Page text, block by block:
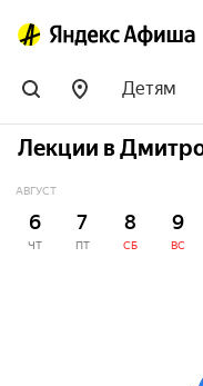
Детям
Лекции в
АВГУСТ
6
ЧТ
7
ПТ
8
СБ
9
ВС